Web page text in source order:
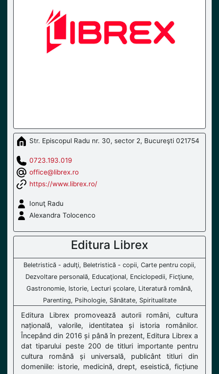
Str. Episcopul Radu nr. 30, sector 2, Bucureşti 021754
0723.193.019
office@librex.ro
https://www.librex.ro/
Ionuţ Radu
Alexandra Tolocenco
Editura Librex
Beletristică - adulţi, Beletristică - copii, Carte pentru copii,
Dezvoltare personală, Educaţional, Enciclopedii, Ficţiune,
Gastronomie, Istorie, Lecturi şcolare, Literatură română,
Parenting, Psihologie, Sănătate, Spiritualitate
Editura Librex promovează autorii români, cultura
națională, valorile, identitatea și istoria românilor.
Începând din 2016 și până în prezent, Editura Librex a
dat tiparului peste 200 de titluri importante pentru
cultura română și universală, publicânt titluri din
domeniile: istorie, medicină, drept, eseistică, ficțiune